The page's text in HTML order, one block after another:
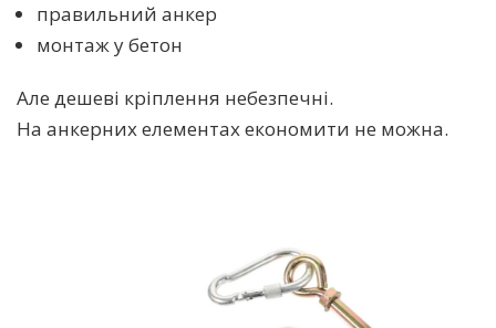
правильний анкер
монтаж у бетон
Але дешеві кріплення небезпечні.
На анкерних елементах економити не можна.